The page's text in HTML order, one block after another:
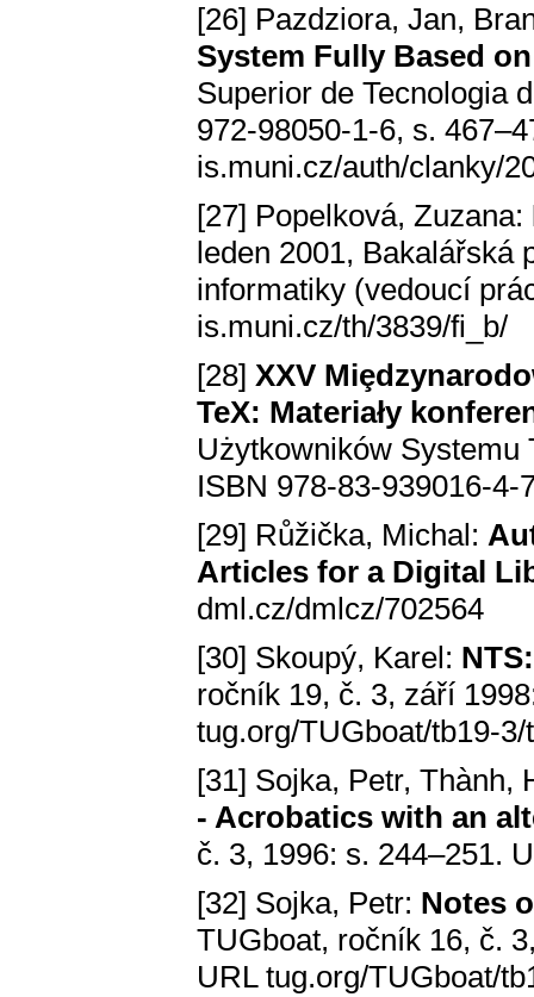
[26] Pazdziora, Jan,
System Fully Based
Superior de Tecnologia
972-98050-1-6, s.
is.muni.cz/auth/clanky/
[27] Popelková, Zuzana:
leden 2001, Bakalářská
informatiky (vedoucí
is.muni.cz/th/3839/fi_b/
[28] XXV
TeX: Materiały
Użytkowników Systemu
ISBN 978-83-939016-4-
[29] Růžička, Michal:
Articles for a Digital
dml.cz/dmlcz/702564
[30] Skoupý, Karel:
ročník 19, č. 3, září
tug.org/TUGboat/tb19-
[31] Sojka, Petr,
- Acrobatics with an
č. 3, 1996: s. 244–251.
[32] Sojka, Petr: Notes
TUGboat, ročník 16, č.
URL tug.org/TUGboat/